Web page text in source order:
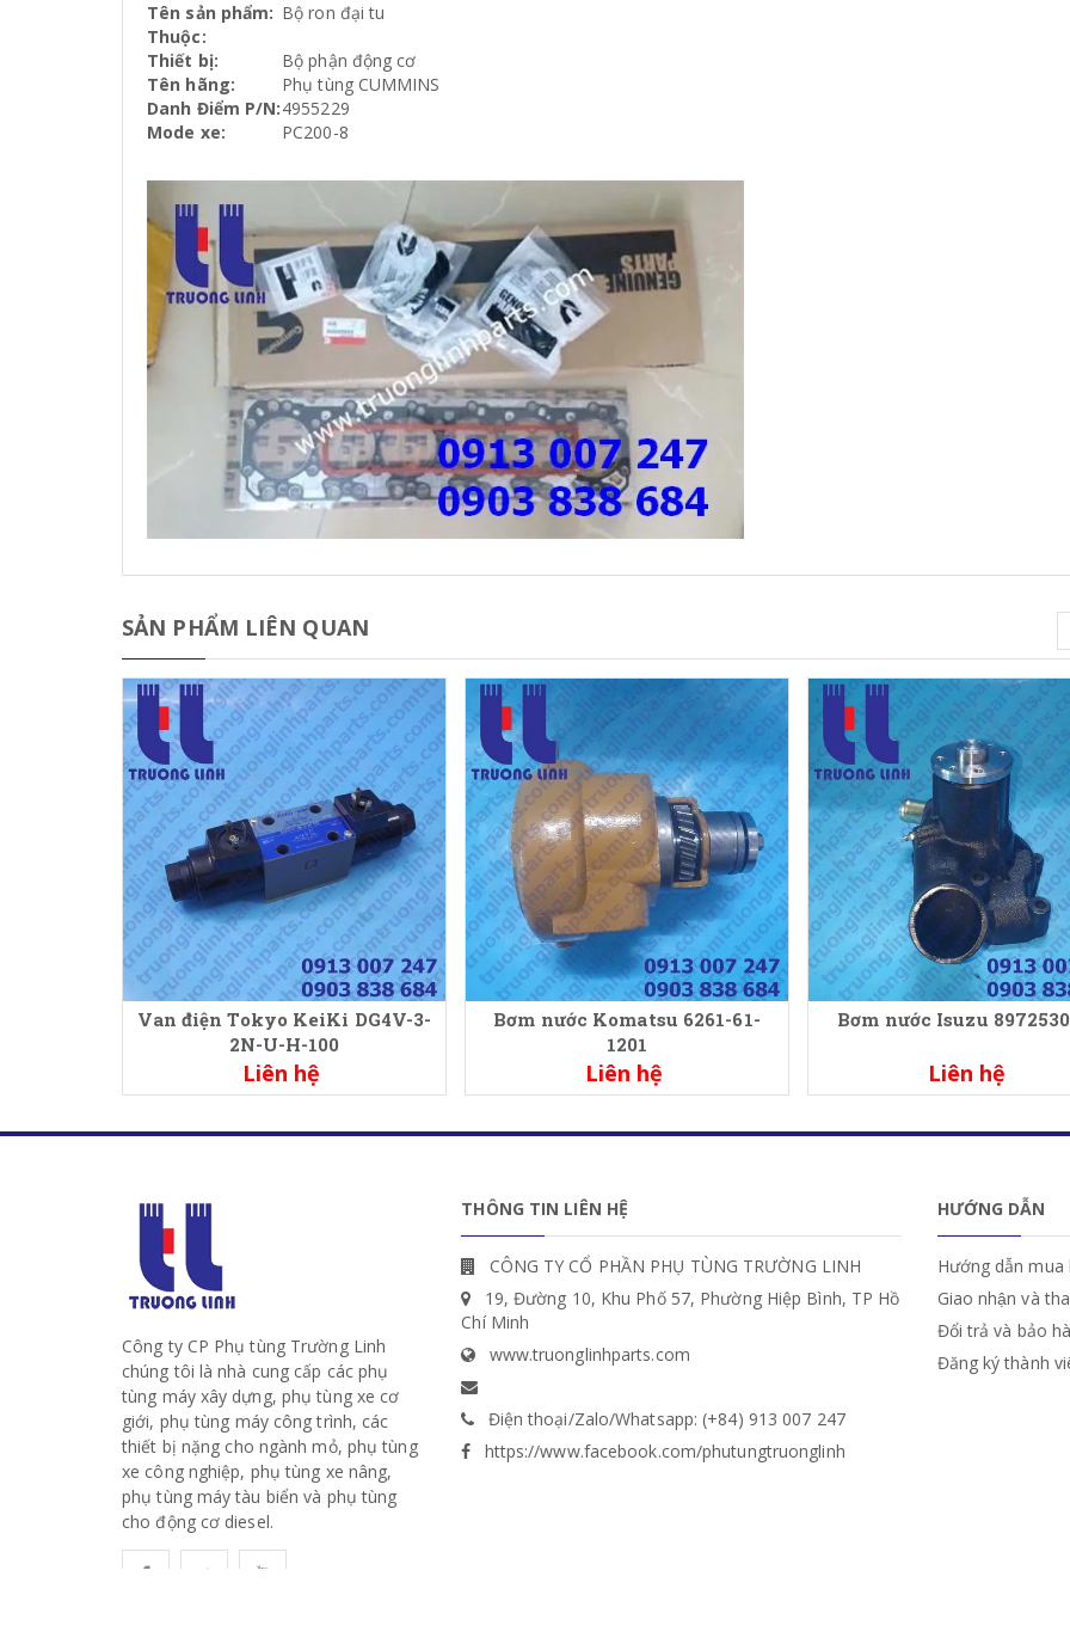
Tên sản phẩm: Bộ ron đại tu
Thuộc:
Thiết bị:
Bộ phận động cơ
Tên hãng:
Phụ tùng CUMMINS
Danh Điểm P/N:4955229
Mode xe:
PC200-8
SẢN PHẨM LIÊN QUAN
Van điện Tokyo KeiKi DG4V-3-
2N-U-H-100
Liên hệ
Bơm nước Komatsu 6261-61-
1201
Liên hệ
Bơm nước Isuzu
Liên hệ
Công ty CP Phụ tùng Trường Linh
chúng tôi là nhà cung cấp các phụ
tùng máy xây dựng, phụ tùng xe cơ
giới, phụ tùng máy công trình, các
thiết bị nặng cho ngành mỏ, phụ tùng
xe công nghiệp, phụ tùng xe nâng,
phụ tùng máy tàu biển và phụ tùng
cho động cơ diesel.
THÔNG TIN LIÊN HỆ
CÔNG TY CỔ PHẦN PHỤ TÙNG TRƯỜNG LINH
19, Đường 10, Khu Phố 57, Phường Hiệp Bình, TP Hồ
Chí Minh
www.truonglinhparts.com
Điện thoại/Zalo/Whatsapp: (+84) 913 007 247
https://www.facebook.com/phutungtruonglinh
HƯỚNG DẪN
Hướng dẫn mua
Giao nhận và
Đổi trả và bảo
Đăng ký thành